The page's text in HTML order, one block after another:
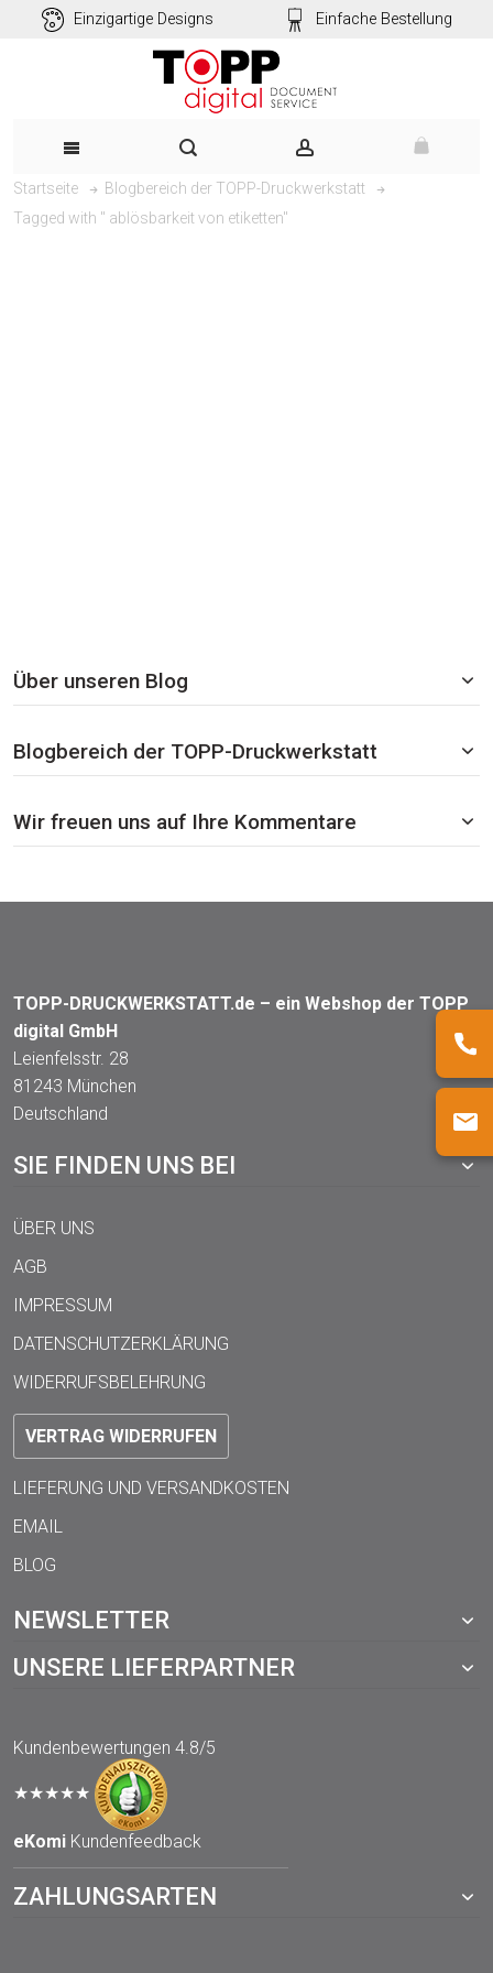
Einzigartige Designs Einfache Bestellung
Startseite
Blogbereich der TOPP-Druckwerkstatt
Tagged with " ablösbarkeit von etiketten"
Über unseren Blog
Blogbereich der TOPP-Druckwerkstatt
Wir freuen uns auf Ihre Kommentare
TOPP-DRUCKWERKSTATT.de – ein Webshop der TOPP
digital GmbH
Leienfelsstr. 28
81243 München
Deutschland
SIE FINDEN UNS BEI
ÜBER UNS
AGB
IMPRESSUM
DATENSCHUTZERKLÄRUNG
WIDERRUFSBELEHRUNG
VERTRAG WIDERRUFEN
LIEFERUNG UND VERSANDKOSTEN
EMAIL
BLOG
NEWSLETTER
UNSERE LIEFERPARTNER
Kundenbewertungen 4.8/5
★★★★★
eKomi Kundenfeedback
ZAHLUNGSARTEN